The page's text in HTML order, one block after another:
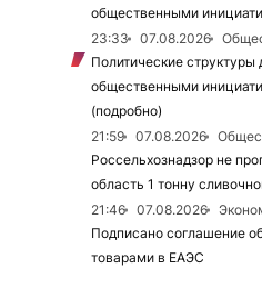
общественными
23:33
07.08.2026
Политические
общественными
(подробно)
21:59
07.08.2026
Россельхознадзор не
область 1 тонну
21:46
07.08.2026
Подписано соглашение
товарами в ЕАЭС